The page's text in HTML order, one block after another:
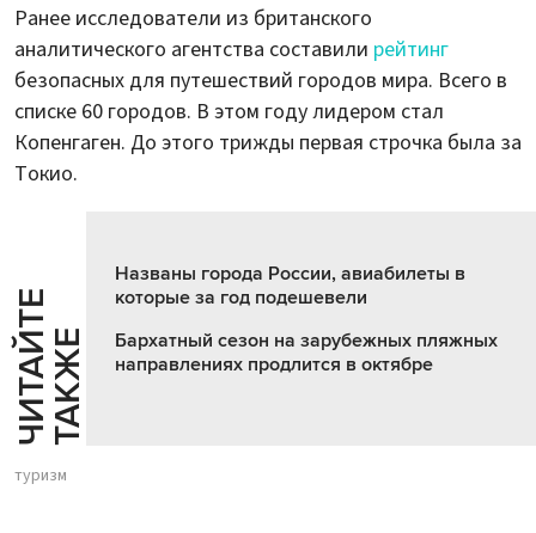
Ранее исследователи из британского
аналитического агентства составили рейтинг
безопасных для путешествий городов мира. Всего в
списке 60 городов. В этом году лидером стал
Копенгаген. До этого трижды первая строчка была за
Токио.
Ч
И
Т
АЙ
Т
Е
Т
А
К
ЖЕ
Названы города России, авиабилеты в
которые за год подешевели
Бархатный сезон на зарубежных пляжных
направлениях продлится в октябре
туризм